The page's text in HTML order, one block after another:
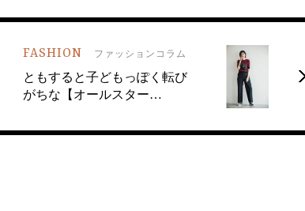
FASHION ファッションコラム
ともすると子どもっぽく転び
がちな【オールスター…